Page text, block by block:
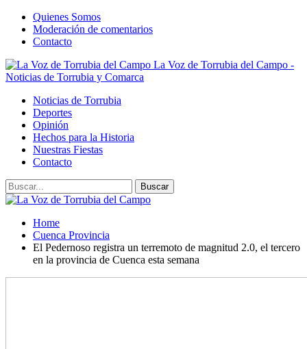
Quienes Somos
Moderación de comentarios
Contacto
La Voz de Torrubia del Campo -
Noticias de Torrubia y Comarca
Noticias de Torrubia
Deportes
Opinión
Hechos para la Historia
Nuestras Fiestas
Contacto
Home
Cuenca Provincia
El Pedernoso registra un terremoto de magnitud 2.0, el tercero
en la provincia de Cuenca esta semana